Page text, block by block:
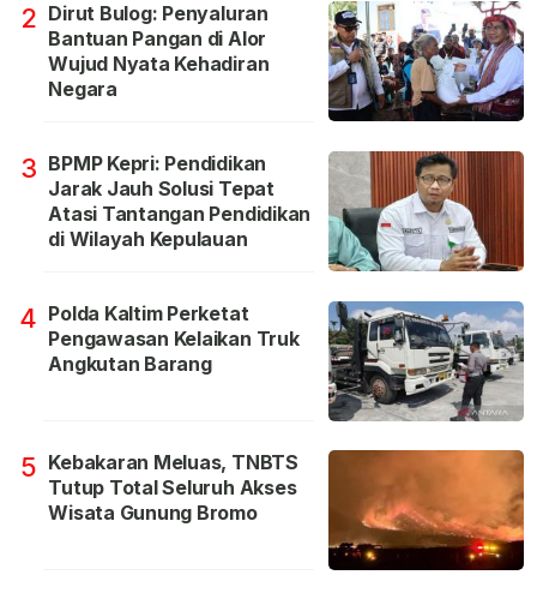
2 Dirut Bulog: Penyaluran
Bantuan Pangan di Alor
Wujud Nyata Kehadiran
Negara
3 BPMP Kepri: Pendidikan
Jarak Jauh Solusi Tepat
Atasi Tantangan Pendidikan
di Wilayah Kepulauan
4 Polda Kaltim Perketat
Pengawasan Kelaikan Truk
Angkutan Barang
5 Kebakaran Meluas, TNBTS
Tutup Total Seluruh Akses
Wisata Gunung Bromo